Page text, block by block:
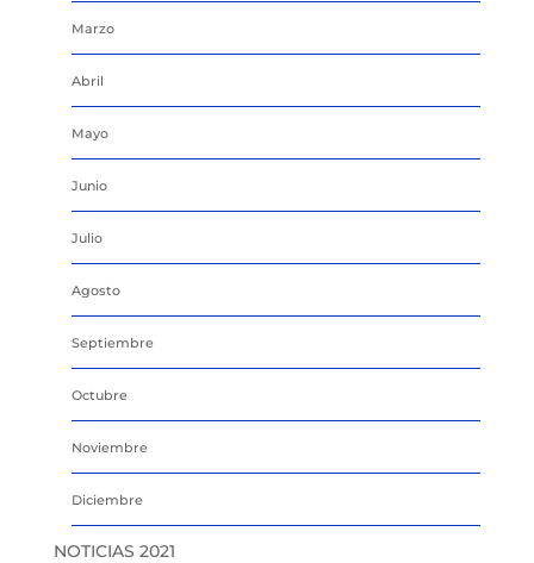
Marzo
Abril
Mayo
Junio
Julio
Agosto
Septiembre
Octubre
Noviembre
Diciembre
NOTICIAS 2021